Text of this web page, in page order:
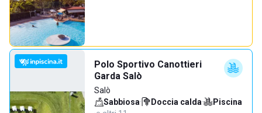
Polo Sportivo Canottieri
Garda Salò
Salò
Sabbiosa· Doccia calda·
Piscina